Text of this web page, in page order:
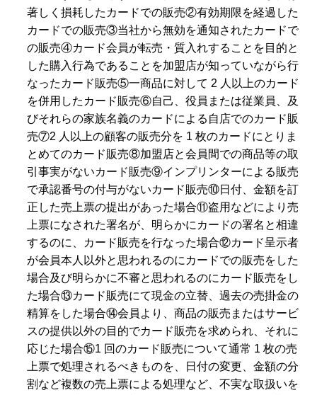
著しく損耗したカードでの販売②有効期限を経過した
カードでの販売③当社から無効を通知されたカードで
の販売④カード会員が転売・質入れすることを目的と
した購入行為であることを加盟店が知っていながら行
なったカード販売⑤一商品に対して 2 人以上のカード
を併用したカード販売⑥自己、役員または従業員、及
びそれらの家族名義のカードによる自店でのカード販
売⑦2 人以上の顧客の販売分を 1 枚のカードにとりま
とめてのカード販売⑧加盟店と会員間での商品等の取
引事実がないカード販売⑨インプリンターによる販売
で承認番号の付与がないカード販売⑩日付、金額を訂
正した売上票の提出があった場合⑪盗用などにより売
上票になされた署名が、明らかにカードの署名と相違
するのに、カード販売を行なった場合⑫カード呈示者
が会員本人以外と思われるのにカードでの販売をした
場合及び明らかに不審と思われるのにカード販売をし
た場合⑬カード販売にて現金の立替、過去の売掛金の
精算をした場合⑭会員より、商品の販売またはサービ
スの提供以外の目的でカード販売を求められ、それに
応じた場合⑮1 回のカード販売について通常 1 枚の売
上票で処理されるべきものを、日付の変更、金額の分
割など複数の売上票による処理など、不実な取扱いを